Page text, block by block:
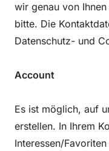
wir genau von
bitte. Die
Datenschutz- und
Account
Es ist möglich, auf
erstellen. In Ihrem
Interessen/